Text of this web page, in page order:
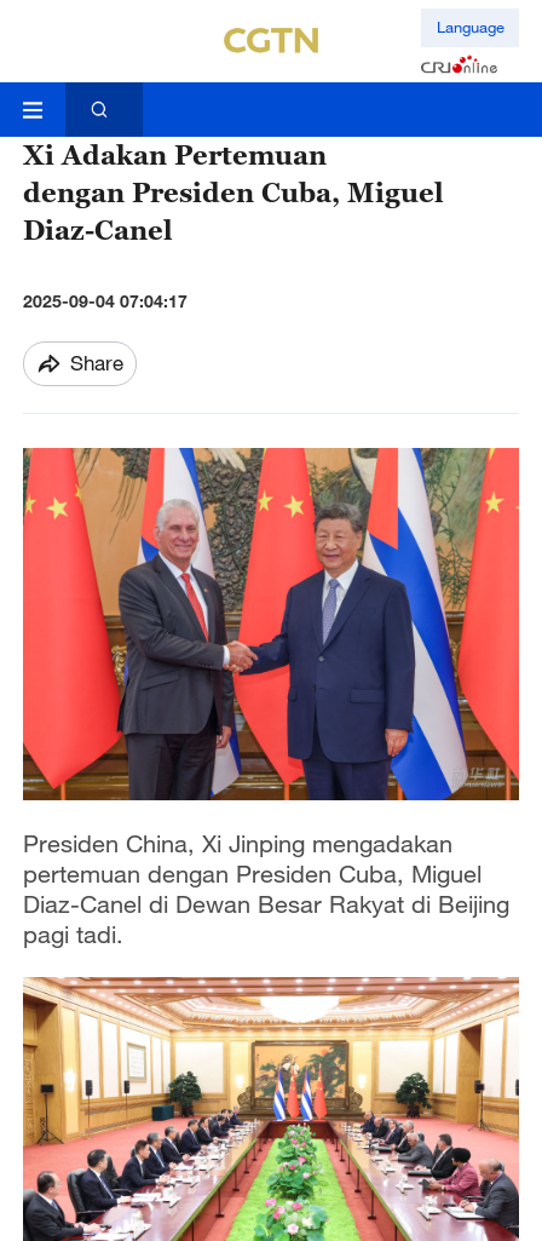
Language
Xi Adakan Pertemuan
dengan Presiden Cuba, Miguel
Diaz-Canel
2025-09-04 07:04:17
Share
Presiden China, Xi Jinping mengadakan
pertemuan dengan Presiden Cuba, Miguel
Diaz-Canel di Dewan Besar Rakyat di Beijing
pagi tadi.